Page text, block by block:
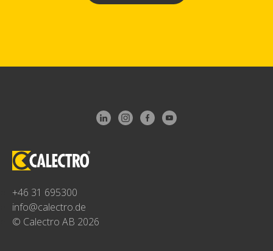
+46 31 695300
info@calectro.de
© Calectro AB 2026